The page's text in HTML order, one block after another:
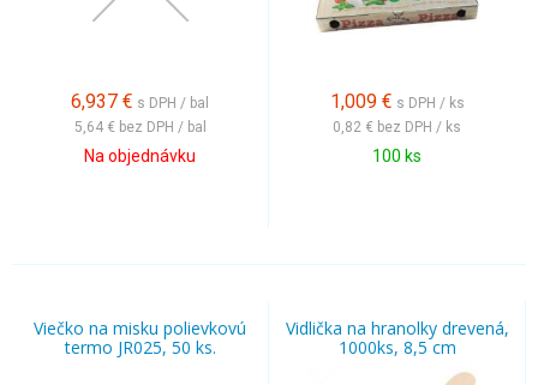
6,937 € s DPH / bal
5,64 € bez DPH / bal
Na objednávku
1,009 € s DPH / ks
0,82 € bez DPH / ks
100 ks
Viečko na misku polievkovú
termo JR025, 50 ks.
Vidlička na hranolky drevená,
1000ks, 8,5 cm